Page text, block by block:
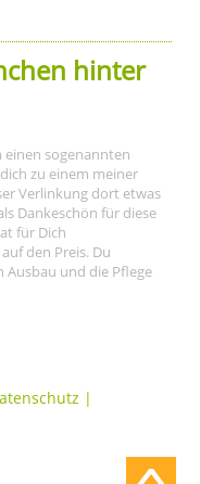
hinter
einen sogenannten
zu einem meiner
Verlinkung dort etwas
Dankeschön für diese
für Dich
den Preis. Du
und die Pflege
|